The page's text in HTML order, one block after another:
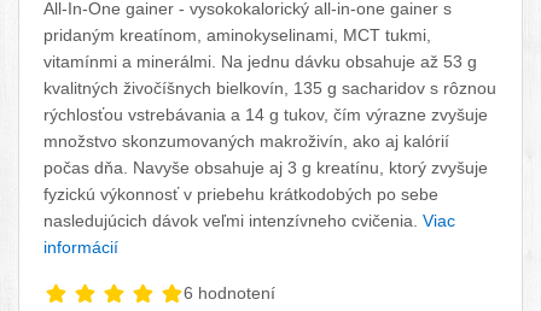
All-In-One gainer - vysokokalorický all-in-one gainer s
pridaným kreatínom, aminokyselinami, MCT tukmi,
vitamínmi a minerálmi. Na jednu dávku obsahuje až 53 g
kvalitných živočíšnych bielkovín, 135 g sacharidov s rôznou
rýchlosťou vstrebávania a 14 g tukov, čím výrazne zvyšuje
množstvo skonzumovaných makroživín, ako aj kalórií
počas dňa. Navyše obsahuje aj 3 g kreatínu, ktorý zvyšuje
fyzickú výkonnosť v priebehu krátkodobých po sebe
nasledujúcich dávok veľmi intenzívneho cvičenia. Viac
informácií
6 hodnotení